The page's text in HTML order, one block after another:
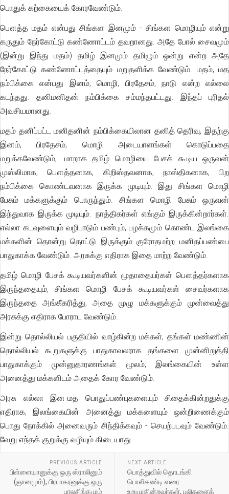
பொதுக் கற்கையைக் கோரவேண்டும்.
பௌத்த மதம் என்பது சிங்கள இனமும் - சிங்கள மொழியும் என்று
கருதும் நேர்கோட்டு கண்ணோட்டம் தவறானது. அதே போல் சைவமும்
(இன்று இந்து மதம்) தமிழ் இனமும் தமிழும் ஒன்று என்ற அதே
நேர்கோட்டு கண்ணோட்டத்தையும் மறுதளிக்க வேண்டும். மதம், மத
நம்பிக்கை என்பது இனம், மொழி, பிரதேசம், நாடு என்ற எல்லை
கடந்தது. தனிமனிதன் நம்பிக்கை சம்மந்தபட்டது. இந்தப் புரிதல்
அவசியமானது.
மதம் தனிப்பட்ட மனிதனின் நம்பிக்கையிலான தனித் தெரிவு, இதற்கு
இனம், பிரதேசம், மொழி அடையாளங்கள் கொடுப்பதை
மறுக்கவேண்டும்;. மாறாக தமிழ் மொழியை பேசக் கூடிய ஒருவன்
முஸ்லிமாக, பௌத்தனாக, கிறிஸ்தவனாக, நாஸ்திகனாக, பிற
நம்பிக்கை கொண்டவனாக இருக்க முடியும். இது சிங்கள மொழி
பேசும் மக்களுக்கும் பொருந்தும். சிங்கள மொழி பேசும் ஒருவன்
இந்துவாக இருக்க முடியும். நாத்திகர்கள் எங்கும் இருக்கின்றார்கள்.
எல்லா கடவுளையும் வழிபாடும் பண்பும், பழக்கமும் கொண்ட இலங்கை
மக்களின் தொன்று தொட்டு இருக்கும் குரோதமற்ற மனிதப்பண்பை
பாதுகாக்க வேண்டும். அரசுக்கு எதிராக இதை மாற்ற வேண்டும்.
தமிழ் மொழி பேசக் கூடியவர்களின் மூதாதையர்கள் பௌத்தர்களாக
இருந்ததையும், சிங்கள மொழி பேசக் கூடியவர்கள் சைவர்களாக
இருந்ததை அங்கீகரித்து, அதை முழு மக்களுக்கும் முன்வைத்து
அரசுக்கு எதிராக போராட வேண்டும்.
இன்று தொல்லியல் பகுதியில் வாழ்கின்ற மக்கள், தங்கள் மண்ணின்
தொல்லியல் கூறுகளுக்கு பாதுகாவலராக தங்களை முன்னிறுத்தி
பாதுகாக்கும் முன்னுதாரணங்கள் மூலம், இலங்கையின் உள்ள
அனைத்து மக்களிடம் அதைக் கோர வேண்டும்.
அரசு எல்லா இன-மத பொதுப்பண்புகளையும் சிதைக்கின்றதுக்கு
எதிராக, இலங்கையின் அனைத்து மக்களையும் ஒன்றிணைக்கும்
பொது நோக்கில் அனைவரும் சிந்திக்கவும் - செயற்படவும் வேண்டும்.
வேறு எந்தக் குறுக்கு வழியும் கிடையாது.
PREVIOUS ARTICLE
பிள்ளையானுக்கு ஒரு ஸ்ராலினும்
(ஞானமும்), பிரபாகரனுக்கு ஒரு
பாலசிங்கமும்
NEXT ARTICLE
பொத்துவில் தொடங்கி
பொலிகண்டி வரை
உறுமுகின்றவர்கள், புலிகளைக்